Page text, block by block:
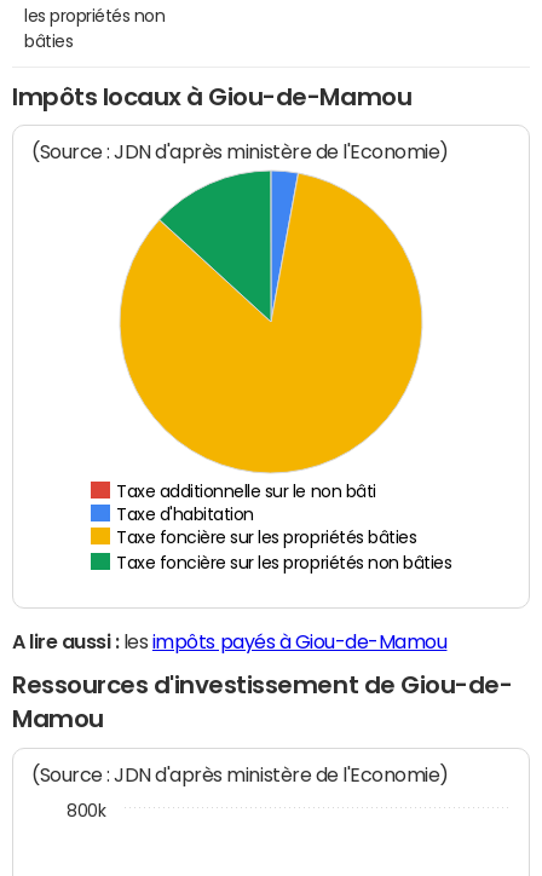
les propriétés non
bâties
Impôts locaux à Giou-de-Mamou
(Source : JDN d'après ministère de l'Economie)
Taxe additionnelle sur le non bâti
Taxe d'habitation
Taxe foncière sur les propriétés bâties
Taxe foncière sur les propriétés non bâties
A lire aussi :les impôts payés à Giou-de-Mamou
Ressources d'investissement de Giou-de-
Mamou
(Source : JDN d'après ministère de l'Economie)
800k